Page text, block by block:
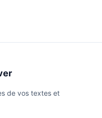
de vos textes et